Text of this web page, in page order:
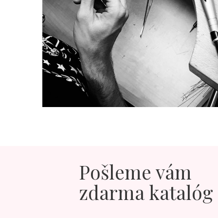
Pošleme vám
zdarma katalóg